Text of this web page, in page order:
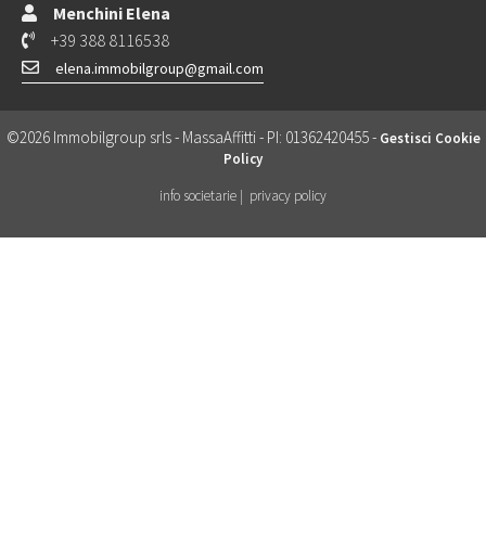
Menchini Elena
+39 388 8116538
elena.immobilgroup@gmail.com
©2026 Immobilgroup srls - MassaAffitti - PI: 01362420455 - Gestisci Cookie
Policy
info societarie | privacy policy